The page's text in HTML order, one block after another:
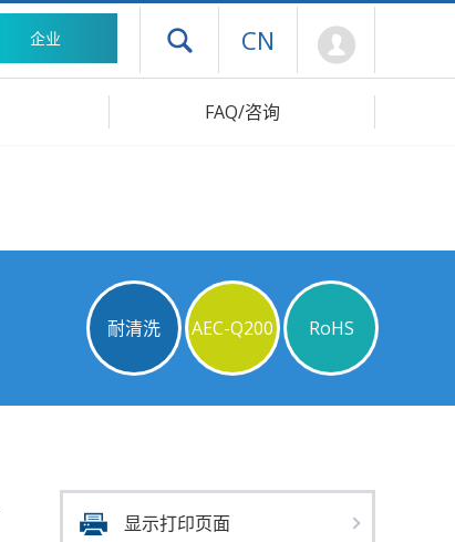
企业 打开抽屉菜单
CN
FAQ/咨询
耐清洗 AEC-Q200
RoHS
显示打印页面